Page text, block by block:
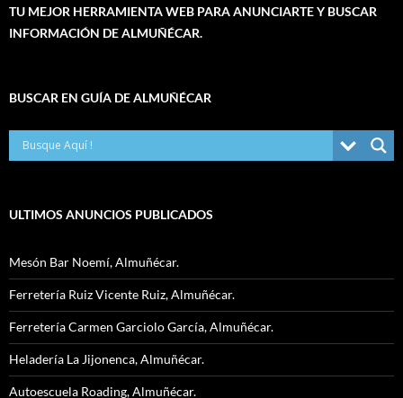
TU MEJOR HERRAMIENTA WEB PARA ANUNCIARTE Y BUSCAR
INFORMACIÓN DE ALMUÑÉCAR.
BUSCAR EN GUÍA DE ALMUÑÉCAR
ULTIMOS ANUNCIOS PUBLICADOS
Mesón Bar Noemí, Almuñécar.
Ferretería Ruiz Vicente Ruiz, Almuñécar.
Ferretería Carmen Garciolo García, Almuñécar.
Heladería La Jijonenca, Almuñécar.
Autoescuela Roading, Almuñécar.